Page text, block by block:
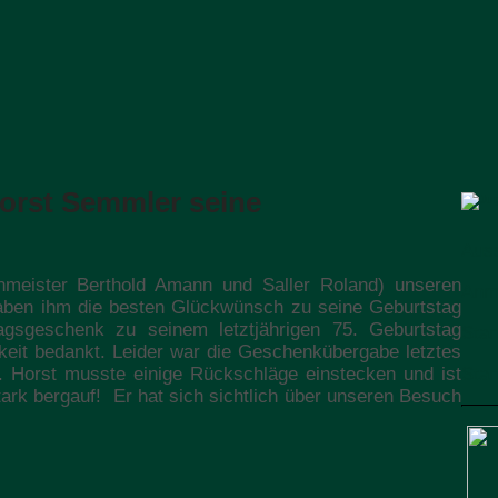
Semmler seine
Berthold Amann und Saller Roland) unseren
ihm die besten Glückwünsch zu seine Geburtstag
zu seinem letztjährigen 75. Geburtstag
bedankt. Leider war die Geschenkübergabe letztes
musste einige Rückschläge einstecken und ist
bergauf! Er hat sich sichtlich über unseren Besuch